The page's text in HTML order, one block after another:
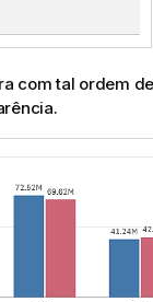
com tal ordem